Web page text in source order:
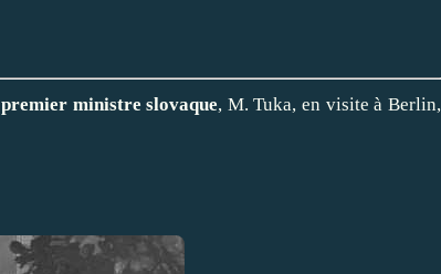
premier ministre slovaque, M. Tuka, en visite à Berlin,